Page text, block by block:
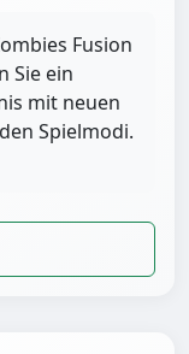
Fusion
Sie ein
mit neuen
Spielmodi.